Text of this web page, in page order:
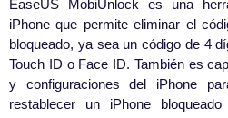
EaseUS MobiUnlock es una
iPhone que permite eliminar el
bloqueado, ya sea un código de 4
Touch ID o Face ID. También es
y configuraciones del iPhone
restablecer un iPhone